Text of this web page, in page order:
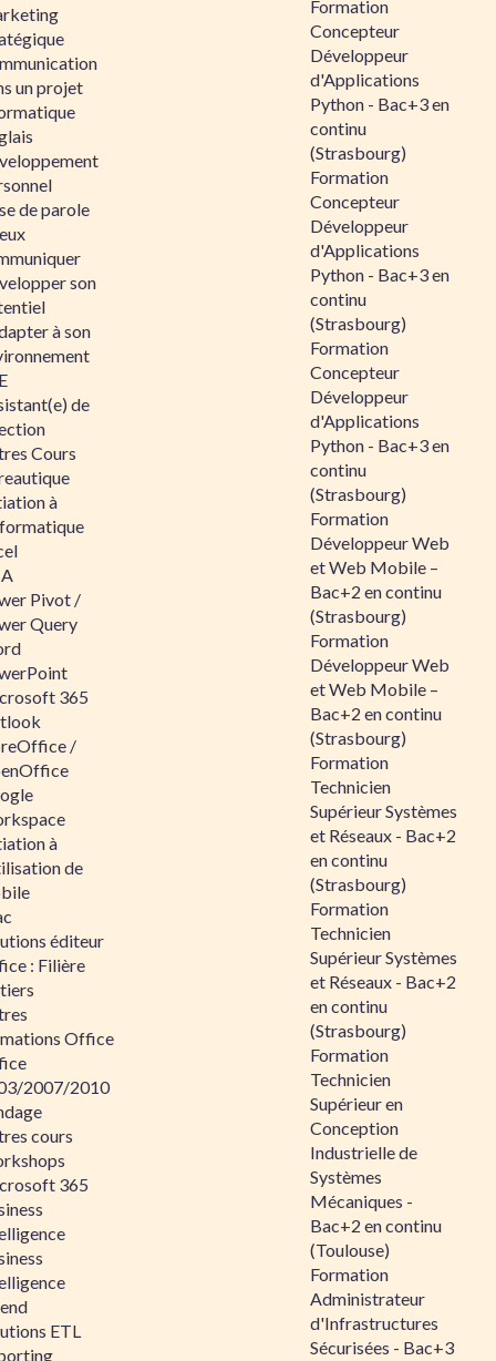
un projet
de parole
son
à son
de
Cours
à
Pivot /
Query
365
/
à
de
éditeur
: Filière
Office
2007/2010
cours
365
ETL
Formation
Concepteur
Développeur
d'Applications
Python - Bac+3 en
continu
(Strasbourg)
Formation
Concepteur
Développeur
d'Applications
Python - Bac+3 en
continu
(Strasbourg)
Formation
Concepteur
Développeur
d'Applications
Python - Bac+3 en
continu
(Strasbourg)
Formation
Développeur Web
et Web Mobile –
Bac+2 en continu
(Strasbourg)
Formation
Développeur Web
et Web Mobile –
Bac+2 en continu
(Strasbourg)
Formation
Technicien
Supérieur Systèmes
et Réseaux - Bac+2
en continu
(Strasbourg)
Formation
Technicien
Supérieur Systèmes
et Réseaux - Bac+2
en continu
(Strasbourg)
Formation
Technicien
Supérieur en
Conception
Industrielle de
Systèmes
Mécaniques -
Bac+2 en continu
(Toulouse)
Formation
Administrateur
d'Infrastructures
Sécurisées - Bac+3